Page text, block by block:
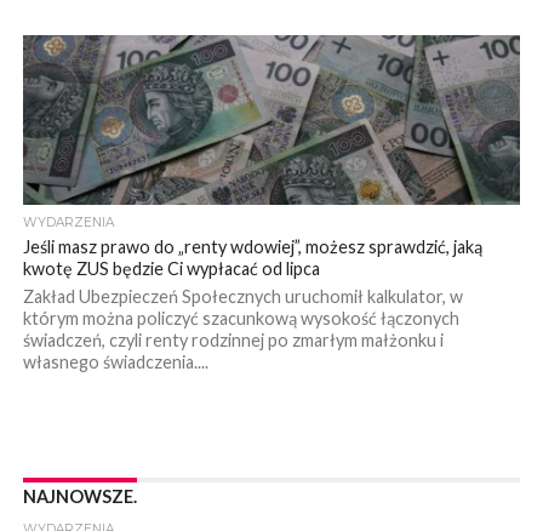
WYDARZENIA
Jeśli masz prawo do „renty wdowiej”, możesz sprawdzić, jaką
kwotę ZUS będzie Ci wypłacać od lipca
Zakład Ubezpieczeń Społecznych uruchomił kalkulator, w
którym można policzyć szacunkową wysokość łączonych
świadczeń, czyli renty rodzinnej po zmarłym małżonku i
własnego świadczenia....
NAJNOWSZE.